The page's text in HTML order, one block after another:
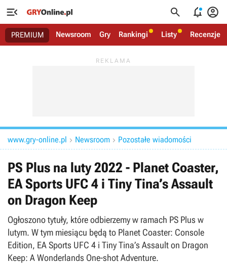
   
PREMIUM Newsroom Gry Rankingi Listy Recenzje
www.gry-online.pl  Newsroom  Pozostałe wiadomości
PS Plus na luty 2022 - Planet Coaster,
EA Sports UFC 4 i Tiny Tina’s Assault
on Dragon Keep
Ogłoszono tytuły, które odbierzemy w ramach PS Plus w
lutym. W tym miesiącu będą to Planet Coaster: Console
Edition, EA Sports UFC 4 i Tiny Tina’s Assault on Dragon
Keep: A Wonderlands One-shot Adventure.